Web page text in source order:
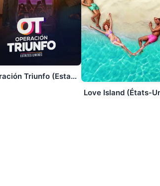
Operación Triunfo (Estados Unidos)
Love Island (États-